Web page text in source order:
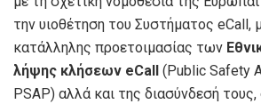
την υιοθέτηση του Συστήματος eCall,
κατάλληλης προετοιμασίας των
λήψης κλήσεων eCall
(Public Safety
PSAP) αλλά και της διασύνδεσή